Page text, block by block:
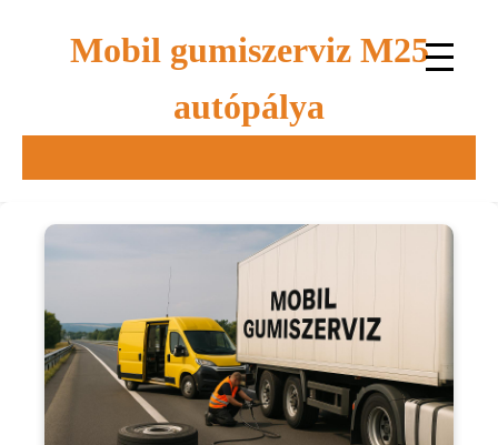
Mobil gumiszerviz M25
autópálya